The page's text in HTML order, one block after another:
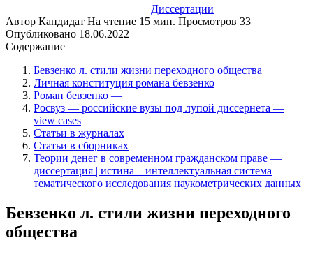
Диссертации
Автор Кандидат На чтение 15 мин. Просмотров 33
Опубликовано 18.06.2022
Содержание
Бевзенко л. стили жизни переходного общества
Личная конституция романа бевзенко
Роман бевзенко —
Росвуз — российские вузы под лупой диссернета —
view cases
Статьи в журналах
Статьи в сборниках
Теории денег в современном гражданском праве —
диссертация | истина – интеллектуальная система
тематического исследования наукометрических данных
Бевзенко л. стили жизни переходного
общества